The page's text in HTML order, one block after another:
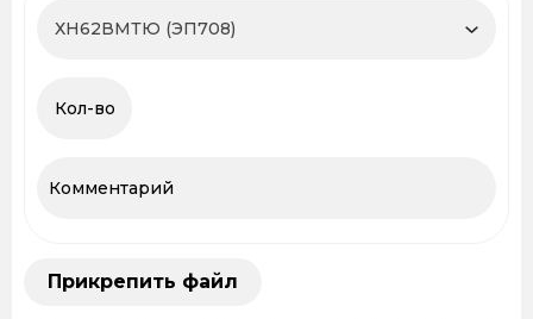
Прикрепить файл